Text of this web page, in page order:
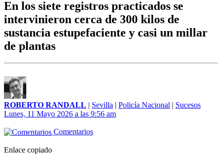
En los siete registros practicados se
intervinieron cerca de 300 kilos de
sustancia estupefaciente y casi un millar
de plantas
ROBERTO RANDALL | Sevilla | Policía Nacional | Sucesos
Lunes, 11 Mayo 2026 a las 9:56 am
Comentarios
Enlace copiado